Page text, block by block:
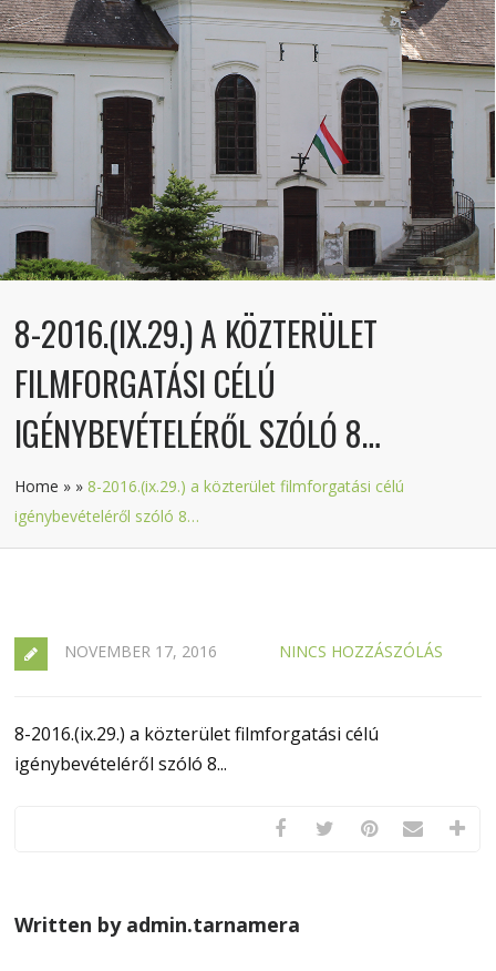
8-2016.(IX.29.) A KÖZTERÜLET
FILMFORGATÁSI CÉLÚ
IGÉNYBEVÉTELÉRŐL SZÓLÓ 8…
Home » » 8-2016.(ix.29.) a közterület filmforgatási célú
igénybevételéről szóló 8…
NOVEMBER 17, 2016 NINCS HOZZÁSZÓLÁS
8-2016.(ix.29.) a közterület filmforgatási célú
igénybevételéről szóló 8...
Written by admin.tarnamera